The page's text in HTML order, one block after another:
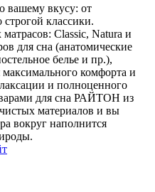
вашему вкусу: от
классики.
Classic, Natura и
для сна (анатомические
белье и пр.),
комфорта и
и полноценного
для сна РАЙТОН из
материалов и вы
вокруг наполнится